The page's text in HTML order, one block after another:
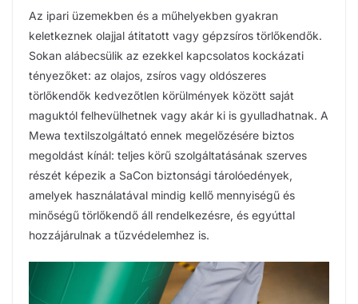
Az ipari üzemekben és a műhelyekben gyakran
keletkeznek olajjal átitatott vagy gépzsíros törlőkendők.
Sokan alábecsülik az ezekkel kapcsolatos kockázati
tényezőket: az olajos, zsíros vagy oldószeres
törlőkendők kedvezőtlen körülmények között saját
maguktól felhevülhetnek vagy akár ki is gyulladhatnak. A
Mewa textilszolgáltató ennek megelőzésére biztos
megoldást kínál: teljes körű szolgáltatásának szerves
részét képezik a SaCon biztonsági tárolóedények,
amelyek használatával mindig kellő mennyiségű és
minőségű törlőkendő áll rendelkezésre, és egyúttal
hozzájárulnak a tűzvédelemhez is.